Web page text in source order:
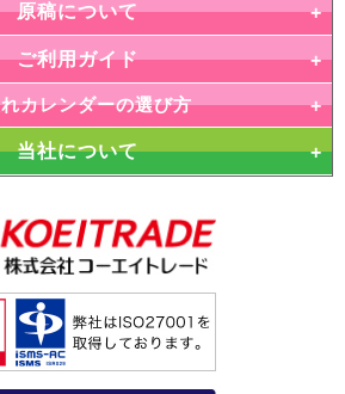
原稿について
ご利用ガイド
カレンダーの選び方
当社について